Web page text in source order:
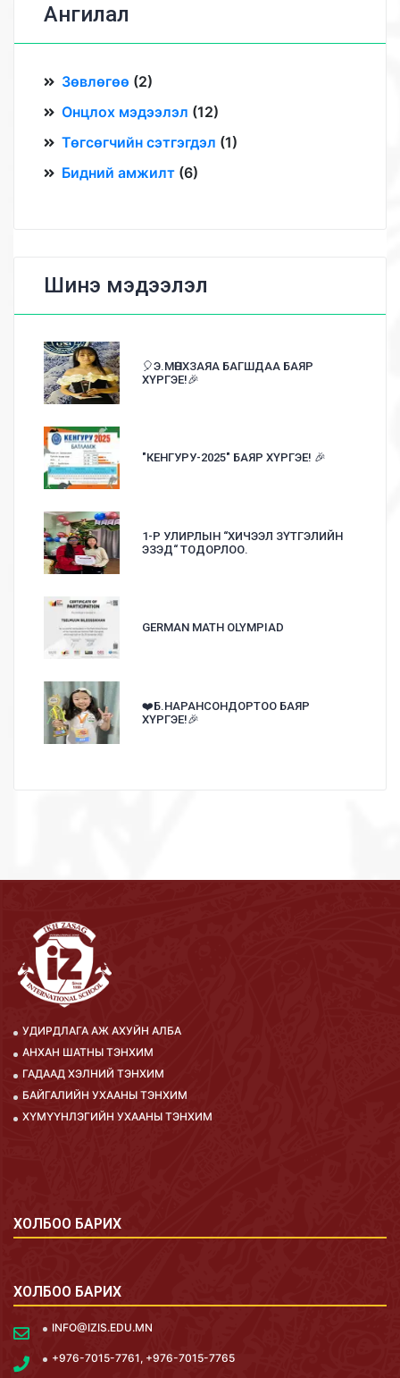
Ангилал
Зөвлөгөө (2)
Онцлох мэдээлэл (12)
Төгсөгчийн сэтгэгдэл (1)
Бидний амжилт (6)
Шинэ мэдээлэл
🎈Э.МӨНХЗАЯА БАГШДАА БАЯР
ХҮРГЭЕ!🎉
"КЕНГУРУ-2025" БАЯР ХҮРГЭЕ! 🎉
1-Р УЛИРЛЫН “ХИЧЭЭЛ ЗҮТГЭЛИЙН
ЭЗЭД“ ТОДОРЛОО.
GERMAN MATH OLYMPIAD
❤️Б.НАРАНСОНДОРТОО БАЯР
ХҮРГЭЕ!🎉
УДИРДЛАГА АЖ АХУЙН АЛБА
АНХАН ШАТНЫ ТЭНХИМ
ГАДААД ХЭЛНИЙ ТЭНХИМ
БАЙГАЛИЙН УХААНЫ ТЭНХИМ
ХҮМҮҮНЛЭГИЙН УХААНЫ ТЭНХИМ
ХОЛБОО БАРИХ
ХОЛБОО БАРИХ
INFO@IZIS.EDU.MN
+976-7015-7761, +976-7015-7765